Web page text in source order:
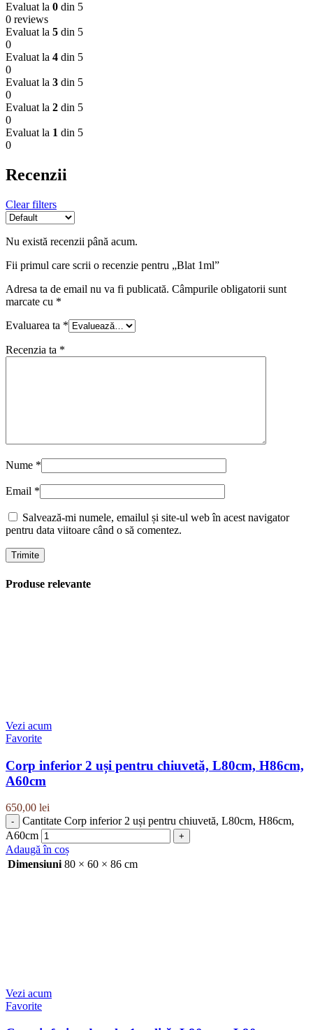
Evaluat la 0 din 5
0 reviews
Evaluat la 5 din 5
0
Evaluat la 4 din 5
0
Evaluat la 3 din 5
0
Evaluat la 2 din 5
0
Evaluat la 1 din 5
0
Recenzii
Clear filters
Nu există recenzii până acum.
Fii primul care scrii o recenzie pentru „Blat 1ml”
Adresa ta de email nu va fi publicată. Câmpurile obligatorii sunt
marcate cu *
Evaluarea ta *
Recenzia ta *
Nume *
Email *
Salvează-mi numele, emailul și site-ul web în acest navigator
pentru data viitoare când o să comentez.
Produse relevante
Vezi acum
Favorite
Corp inferior 2 uși pentru chiuvetă, L80cm, H86cm,
A60cm
650,00 lei
Cantitate Corp inferior 2 uși pentru chiuvetă, L80cm, H86cm,
A60cm
Adaugă în coș
Dimensiuni 80 × 60 × 86 cm
Vezi acum
Favorite